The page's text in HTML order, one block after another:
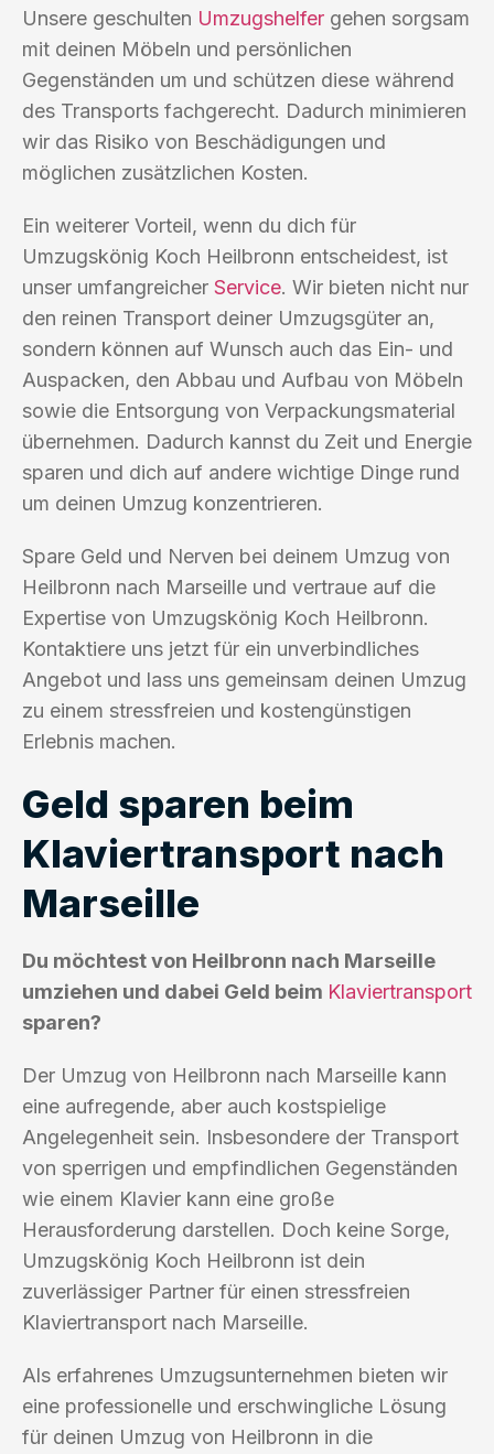
Unsere geschulten Umzugshelfer gehen sorgsam
mit deinen Möbeln und persönlichen
Gegenständen um und schützen diese während
des Transports fachgerecht. Dadurch minimieren
wir das Risiko von Beschädigungen und
möglichen zusätzlichen Kosten.
Ein weiterer Vorteil, wenn du dich für
Umzugskönig Koch Heilbronn entscheidest, ist
unser umfangreicher Service. Wir bieten nicht nur
den reinen Transport deiner Umzugsgüter an,
sondern können auf Wunsch auch das Ein- und
Auspacken, den Abbau und Aufbau von Möbeln
sowie die Entsorgung von Verpackungsmaterial
übernehmen. Dadurch kannst du Zeit und Energie
sparen und dich auf andere wichtige Dinge rund
um deinen Umzug konzentrieren.
Spare Geld und Nerven bei deinem Umzug von
Heilbronn nach Marseille und vertraue auf die
Expertise von Umzugskönig Koch Heilbronn.
Kontaktiere uns jetzt für ein unverbindliches
Angebot und lass uns gemeinsam deinen Umzug
zu einem stressfreien und kostengünstigen
Erlebnis machen.
Geld sparen beim
Klaviertransport nach
Marseille
Du möchtest von Heilbronn nach Marseille
umziehen und dabei Geld beim Klaviertransport
sparen?
Der Umzug von Heilbronn nach Marseille kann
eine aufregende, aber auch kostspielige
Angelegenheit sein. Insbesondere der Transport
von sperrigen und empfindlichen Gegenständen
wie einem Klavier kann eine große
Herausforderung darstellen. Doch keine Sorge,
Umzugskönig Koch Heilbronn ist dein
zuverlässiger Partner für einen stressfreien
Klaviertransport nach Marseille.
Als erfahrenes Umzugsunternehmen bieten wir
eine professionelle und erschwingliche Lösung
für deinen Umzug von Heilbronn in die